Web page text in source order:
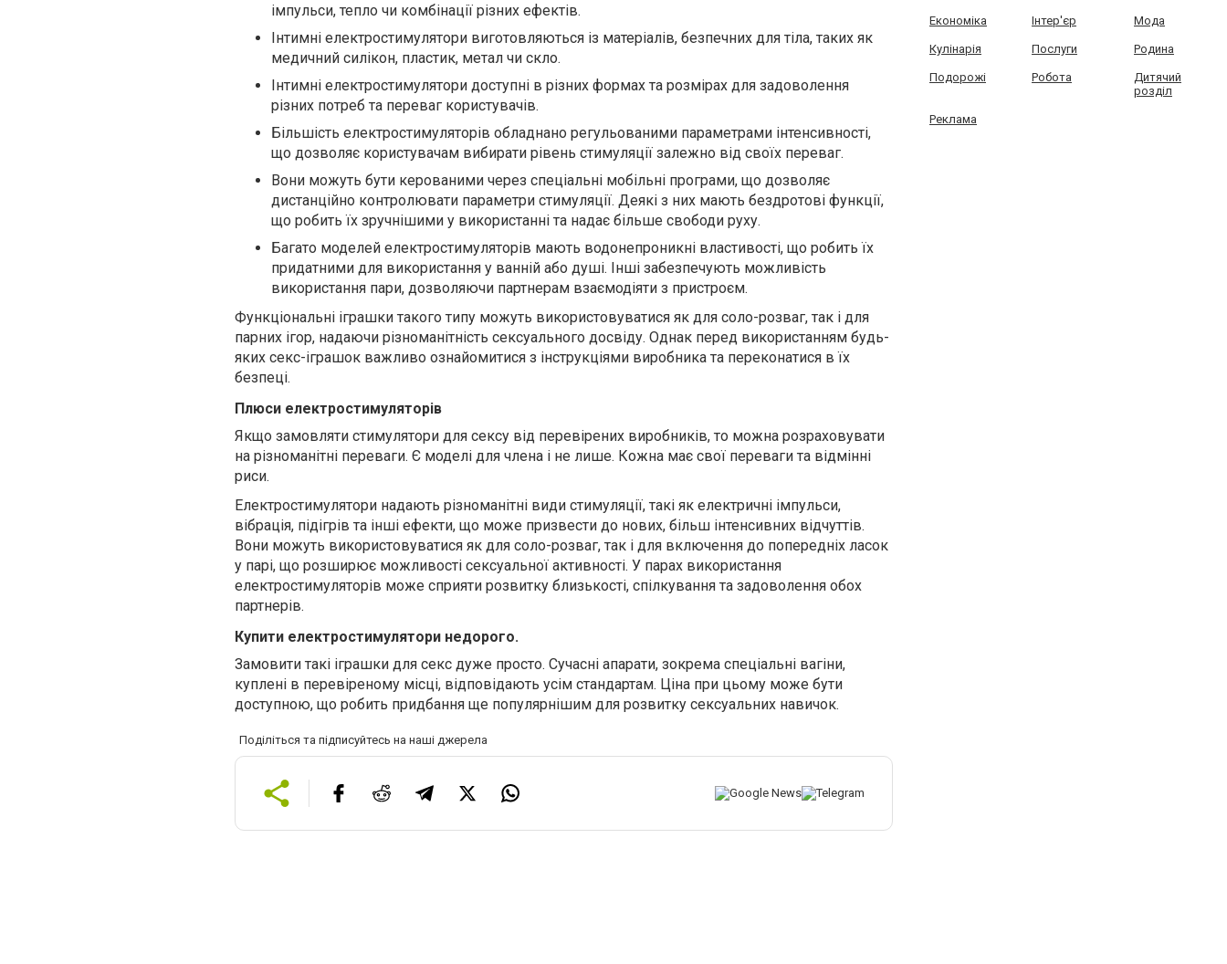
імпульси, тепло чи комбінації різних ефектів.
Інтимні електростимулятори виготовляються із матеріалів, безпечних для тіла, таких як
медичний силікон, пластик, метал чи скло.
Інтимні електростимулятори доступні в різних формах та розмірах для задоволення
різних потреб та переваг користувачів.
Більшість електростимуляторів обладнано регульованими параметрами інтенсивності,
що дозволяє користувачам вибирати рівень стимуляції залежно від своїх переваг.
Вони можуть бути керованими через спеціальні мобільні програми, що дозволяє
дистанційно контролювати параметри стимуляції. Деякі з них мають бездротові функції,
що робить їх зручнішими у використанні та надає більше свободи руху.
Багато моделей електростимуляторів мають водонепроникні властивості, що робить їх
придатними для використання у ванній або душі. Інші забезпечують можливість
використання пари, дозволяючи партнерам взаємодіяти з пристроєм.
Функціональні іграшки такого типу можуть використовуватися як для соло-розваг, так і для
парних ігор, надаючи різноманітність сексуального досвіду. Однак перед використанням будь-
яких секс-іграшок важливо ознайомитися з інструкціями виробника та переконатися в їх
безпеці.
Плюси електростимуляторів
Якщо замовляти стимулятори для сексу від перевірених виробників, то можна розраховувати
на різноманітні переваги. Є моделі для члена і не лише. Кожна має свої переваги та відмінні
риси.
Електростимулятори надають різноманітні види стимуляції, такі як електричні імпульси,
вібрація, підігрів та інші ефекти, що може призвести до нових, більш інтенсивних відчуттів.
Вони можуть використовуватися як для соло-розваг, так і для включення до попередніх ласок
у парі, що розширює можливості сексуальної активності. У парах використання
електростимуляторів може сприяти розвитку близькості, спілкування та задоволення обох
партнерів.
Купити електростимулятори недорого.
Замовити такі іграшки для секс дуже просто. Сучасні апарати, зокрема спеціальні вагіни,
куплені в перевіреному місці, відповідають усім стандартам. Ціна при цьому може бути
доступною, що робить придбання ще популярнішим для розвитку сексуальних навичок.
Поділіться та підписуйтесь на наші джерела
Економіка Інтер'єр Мода
Кулінарія Послуги Родина
Подорожі Робота
Дитячий
розділ
Реклама